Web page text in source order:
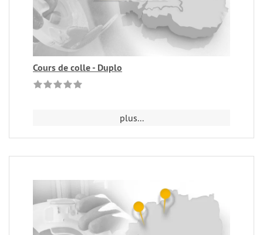
Cours de colle - Duplo
plus...